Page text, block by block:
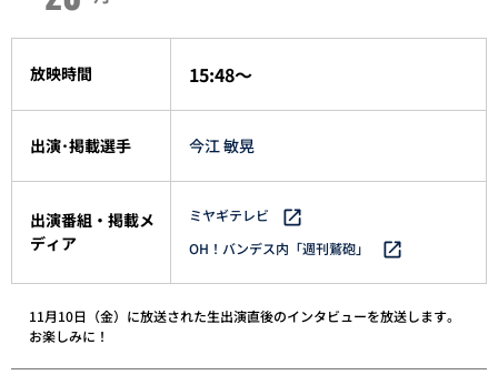
放映時間 15:48～
出演･掲載選手 今江 敏晃
出演番組・掲載メ
ディア
ミヤギテレビ
OH！バンデス内「週刊鷲砲」
11月10日（金）に放送された生出演直後のインタビューを放送します。
お楽しみに！